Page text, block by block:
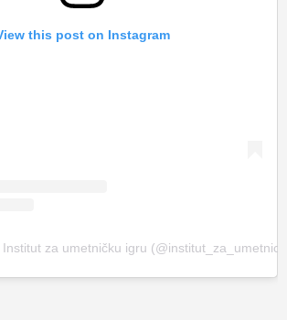
this post on Instagram
za umetničku igru